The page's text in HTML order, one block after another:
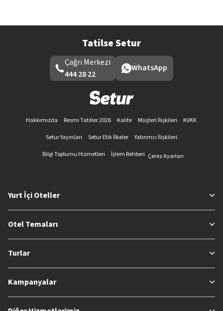
Tatilse Setur
Çağrı Merkezi
444 28 22
WhatsApp
Hakkımızda Resmi Tatiller 2026 Kalite Müşteri İlişkileri
KVKK
Setur Yayınları
Setur Etik İlkeler
Yatırımcı İlişkileri
Bilgi Toplumu Hizmetleri
İşlem Rehberi Çerez Ayarları
Yurt İçi Oteller
Otel Temaları
Turlar
Kampanyalar